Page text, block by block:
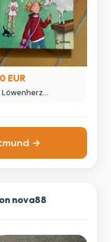
EUR
Löwenherz
→
nova88